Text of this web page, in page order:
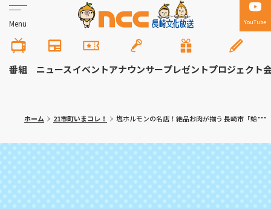
Menu YouTube
番組 ニュースイベントアナウンサープレゼントプロジェクト
ホーム 21市町いまコレ！ 塩ホルモンの名店！絶品お肉が揃う 長崎市「蛤亭 長崎店」